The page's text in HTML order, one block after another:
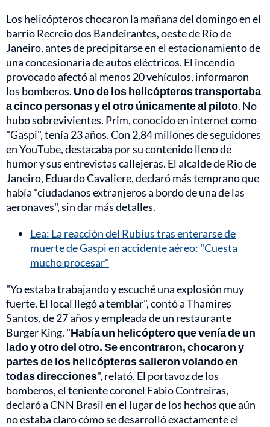
Los helicópteros chocaron la mañana del domingo en el
barrio Recreio dos Bandeirantes, oeste de Rio de
Janeiro, antes de precipitarse en el estacionamiento de
una concesionaria de autos eléctricos. El incendio
provocado afectó al menos 20 vehículos, informaron
los bomberos. Uno de los helicópteros transportaba
a cinco personas y el otro únicamente al piloto. No
hubo sobrevivientes. Prim, conocido en internet como
"Gaspi", tenía 23 años. Con 2,84 millones de seguidores
en YouTube, destacaba por su contenido lleno de
humor y sus entrevistas callejeras. El alcalde de Rio de
Janeiro, Eduardo Cavaliere, declaró más temprano que
había "ciudadanos extranjeros a bordo de una de las
aeronaves", sin dar más detalles.
Lea: La reacción del Rubius tras enterarse de
muerte de Gaspi en accidente aéreo: "Cuesta
mucho procesar"
"Yo estaba trabajando y escuché una explosión muy
fuerte. El local llegó a temblar", contó a Thamires
Santos, de 27 años y empleada de un restaurante
Burger King. "Había un helicóptero que venía de un
lado y otro del otro. Se encontraron, chocaron y
partes de los helicópteros salieron volando en
todas direcciones", relató. El portavoz de los
bomberos, el teniente coronel Fabio Contreiras,
declaró a CNN Brasil en el lugar de los hechos que aún
no estaba claro cómo se desarrolló exactamente el